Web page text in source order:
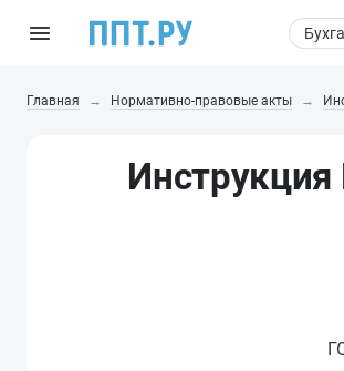
Главная Нормативно-правовые акты